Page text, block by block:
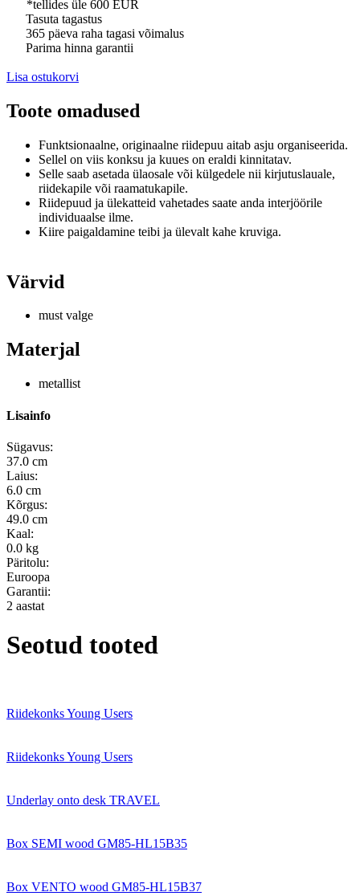
*tellides üle 600 EUR
Tasuta tagastus
365 päeva raha tagasi võimalus
Parima hinna garantii
Lisa ostukorvi
Toote omadused
Funktsionaalne, originaalne riidepuu aitab asju organiseerida.
Sellel on viis konksu ja kuues on eraldi kinnitatav.
Selle saab asetada ülaosale või külgedele nii kirjutuslauale,
riidekapile või raamatukapile.
Riidepuud ja ülekatteid vahetades saate anda interjöörile
individuaalse ilme.
Kiire paigaldamine teibi ja ülevalt kahe kruviga.
Värvid
must valge
Materjal
metallist
Lisainfo
Sügavus:
37.0 cm
Laius:
6.0 cm
Kõrgus:
49.0 cm
Kaal:
0.0 kg
Päritolu:
Euroopa
Garantii:
2 aastat
Seotud tooted
Riidekonks Young Users
Riidekonks Young Users
Underlay onto desk TRAVEL
Box SEMI wood GM85-HL15B35
Box VENTO wood GM85-HL15B37